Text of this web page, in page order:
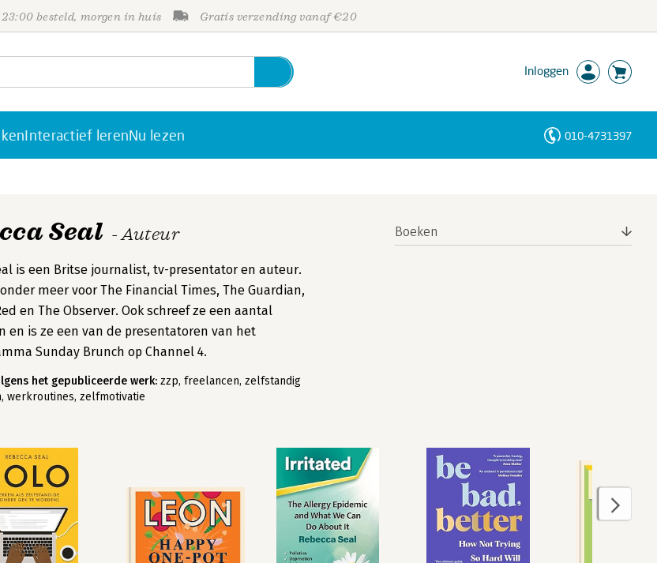
besteld, morgen in huis Gratis verzending vanaf €20
Inloggen
Interactief lerenNu lezen 010-4731397
Seal - Auteur
is een Britse journalist, tv-presentator en auteur.
meer voor The Financial Times, The Guardian,
en The Observer. Ook schreef ze een aantal
en is ze een van de presentatoren van het
Sunday Brunch op Channel 4.
het gepubliceerde werk: zzp, freelancen, zelfstandig
werkroutines, zelfmotivatie
Boeken
Personen